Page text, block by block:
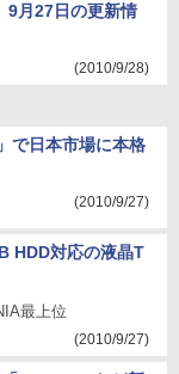
9月27日の更新情
(2010/9/28)
で日本市場に本格
(2010/9/27)
HDD対応の液晶T
最上位
(2010/9/27)